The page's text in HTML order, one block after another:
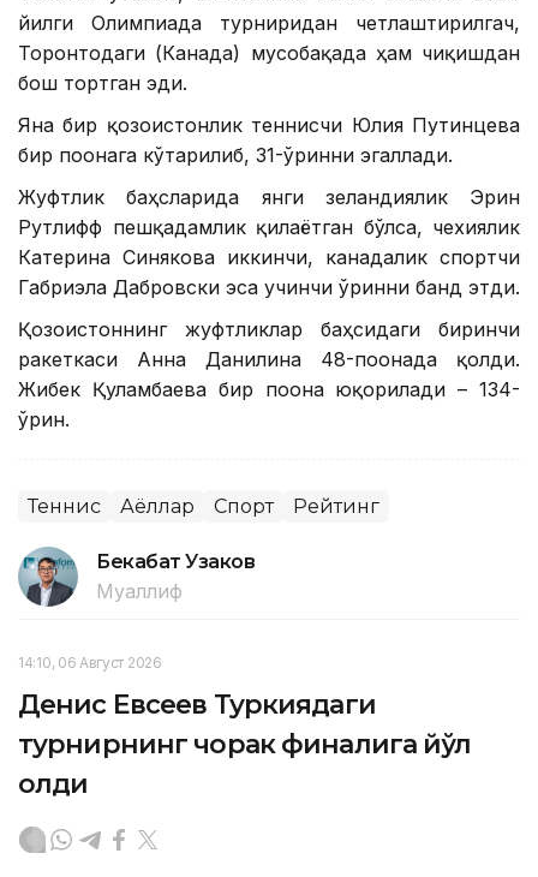
йилги Олимпиада турниридан четлаштирилгач,
Торонтодаги (Канада) мусобақада ҳам чиқишдан
бош тортган эди.
Яна бир қозоғистонлик теннисчи Юлия Путинцева
бир поғонага кўтарилиб, 31-ўринни эгаллади.
Жуфтлик баҳсларида янги зеландиялик Эрин
Рутлифф пешқадамлик қилаётган бўлса, чехиялик
Катерина Синякова иккинчи, канадалик спортчи
Габриэла Дабровски эса учинчи ўринни банд этди.
Қозоғистоннинг жуфтликлар баҳсидаги биринчи
ракеткаси Анна Данилина 48-поғонада қолди.
Жибек Қуламбаева бир поғона юқорилади – 134-
ўрин.
Теннис Аёллар Спорт Рейтинг
Бекабат Узаков
Муаллиф
14:10, 06 Август 2026
Денис Евсеев Туркиядаги
турнирнинг чорак финалига йўл
олди